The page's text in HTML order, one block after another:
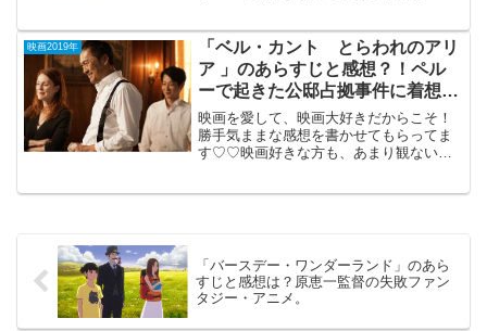
2019年7月19日 公開（97分）コミック原
作...
映画2019年
「ベル・カント とらわれのアリ
ア 」のあらすじと感想？！ペル
ーで起きた公邸占拠事件に着想を
得た人間ドラマ。
映画を愛して、映画大好きだからこそ！
勝手気ままな感想を書かせてもらってま
す♡♡映画好きな方も、あまり観ない方
「バースデー・ワンダーランド」のあら
すじと感想は？原恵一監督の失敗ファン
タジー・アニメ。